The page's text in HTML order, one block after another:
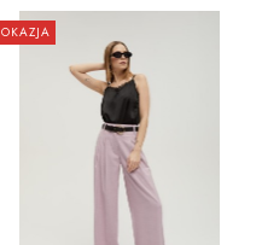
ZOBACZ PRODUKT
OKAZJA